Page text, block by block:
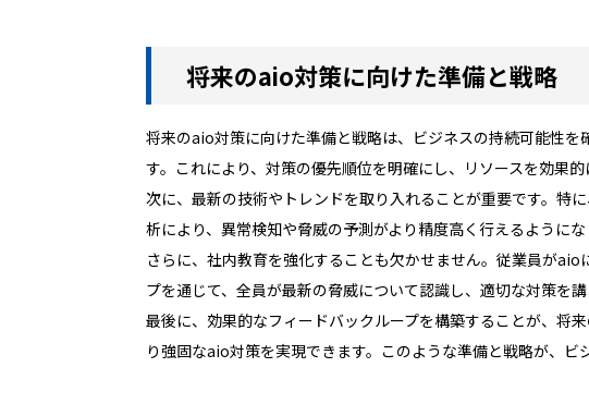
将来のaio対策に向けた準備と戦略
将来のaio対策に向けた準備と戦略は、ビジネスの持続可能性
す。これにより、対策の優先順位を明確にし、リソースを効果的
次に、最新の技術やトレンドを取り入れることが重要です。特
析により、異常検知や脅威の予測がより精度高く行えるようにな
さらに、社内教育を強化することも欠かせません。従業員が
プを通じて、全員が最新の脅威について認識し、適切な対策を
最後に、効果的なフィードバックループを構築することが、将
り強固なaio対策を実現できます。このような準備と戦略が、ビ